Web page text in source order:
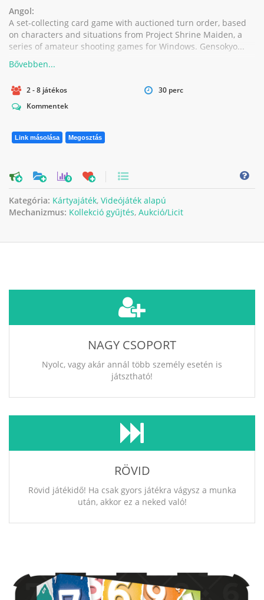
Angol:
A set-collecting card game with auctioned turn order, based
on characters and situations from Project Shrine Maiden, a
series of amateur shooting games for Windows. Gensokyo...
2 - 8 játékos
30 perc
Kommentek
Link másolása Megosztás
0
Kategória: Kártyajáték, Videójáték alapú
Mechanizmus: Kollekció gyűjtés, Aukció/Licit
NAGY CSOPORT
Nyolc, vagy akár annál több személy esetén is
játsztható!
RÖVID
Rövid játékidő! Ha csak gyors játékra vágysz a munka
után, akkor ez a neked való!